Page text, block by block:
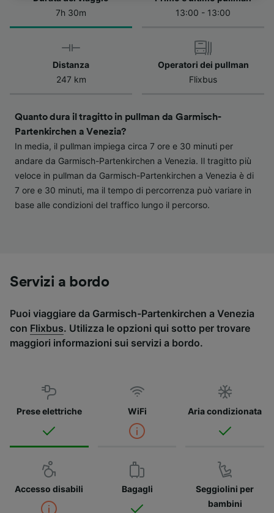
7h 30m
13:00 - 13:00
Distanza
247 km
Operatori dei pullman
Flixbus
Quanto dura il tragitto in pullman da Garmisch-
Partenkirchen a Venezia?
In media, il pullman impiega circa 7 ore e 30 minuti per
andare da Garmisch-Partenkirchen a Venezia. Il tragitto più
veloce in pullman da Garmisch-Partenkirchen a Venezia è di
7 ore e 30 minuti, ma il tempo di percorrenza può variare in
base alle condizioni del traffico lungo il percorso.
Servizi a bordo
Puoi viaggiare da Garmisch-Partenkirchen a Venezia
con Flixbus. Utilizza le opzioni qui sotto per trovare
maggiori informazioni sui servizi a bordo.
Prese elettriche WiFi Aria condizionata
Accesso disabili Bagagli
Seggiolini per
bambini
verranno segnalate ai nostri partner e non
influenzeranno i dati sulla navigazione. I tuoi
dati non verranno usati a scopi di
tracciamento se non ci hai fornito il consenso
per farlo.
fornire:
Utilizzare dati di geolocalizzazione precisi.
Scansione attiva delle caratteristiche del
dispositivo ai fini dell’identificazione.
Archiviare informazioni su dispositivo e/o
accedervi. Pubblicità e contenuti
personalizzati, misurazione delle prestazioni
dei contenuti e degli annunci, ricerche sul
pubblico, sviluppo di servizi.